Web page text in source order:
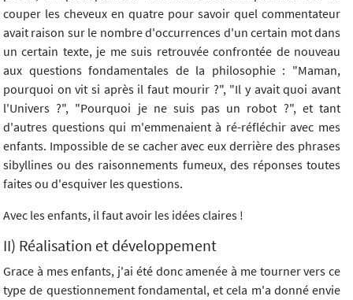
couper les cheveux en quatre pour savoir quel commentateur
avait raison sur le nombre d'occurrences d'un certain mot dans
un certain texte, je me suis retrouvée confrontée de nouveau
aux questions fondamentales de la philosophie : "Maman,
pourquoi on vit si après il faut mourir ?", "Il y avait quoi avant
l'Univers ?", "Pourquoi je ne suis pas un robot ?", et tant
d'autres questions qui m'emmenaient à ré-réfléchir avec mes
enfants. Impossible de se cacher avec eux derrière des phrases
sibyllines ou des raisonnements fumeux, des réponses toutes
faites ou d'esquiver les questions.
Avec les enfants, il faut avoir les idées claires !
II) Réalisation et développement
Grace à mes enfants, j'ai été donc amenée à me tourner vers ce
type de questionnement fondamental, et cela m'a donné envie